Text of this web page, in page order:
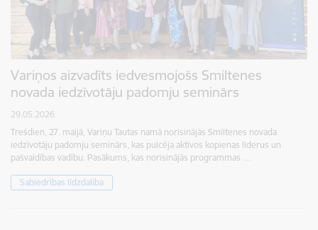
Variņos aizvadīts iedvesmojošs Smiltenes
novada iedzīvotāju padomju seminārs
29.05.2026.
Trešdien, 27. maijā, Variņu Tautas namā norisinājās Smiltenes novada
iedzīvotāju padomju seminārs, kas pulcēja aktīvos kopienas līderus un
pašvaldības vadību. Pasākums, kas norisinājās programmas …
Sabiedrības līdzdalība